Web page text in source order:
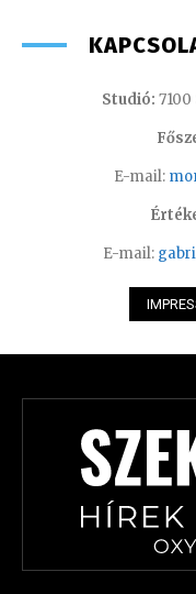
Studió:
E-mail:
E-mail: